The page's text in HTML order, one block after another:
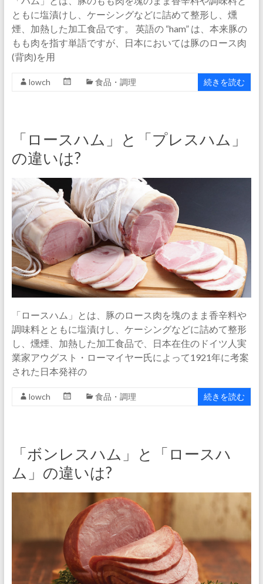
ともに塩漬けし、ケーシングなどに詰めて整形し、燻
煙、加熱した加工食品です。 英語の “ham” は、本来豚の
もも肉を指す単語ですが、日本においては豚のロース肉
(背肉)を用
lowch 食品・調理 続きを読む
「ロースハム」と「プレスハム」
の違いは?
「ロースハム」とは、豚のロース肉を塊のまま香辛料や
調味料とともに塩漬けし、ケーシングなどに詰めて整形
し、燻煙、加熱した加工食品で、日本在住のドイツ人実
業家アウグスト・ローマイヤー氏によって1921年に考案
された日本発祥の
lowch 食品・調理 続きを読む
「ボンレスハム」と「ロースハ
ム」の違いは?